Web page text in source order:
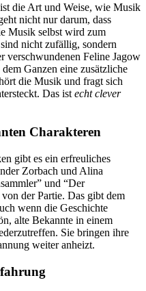
die Art und Weise, wie Musik
nicht nur darum, dass
Musik selbst wird zum
nicht zufällig, sondern
verschwundenen Feline Jagow
Ganzen eine zusätzliche
die Musik und fragt sich
Das ist echt clever
Charakteren
gibt es ein erfreuliches
Zorbach und Alina
und “Der
der Partie. Das gibt dem
wenn die Geschichte
alte Bekannte in einem
Sie bringen ihre
weiter anheizt.